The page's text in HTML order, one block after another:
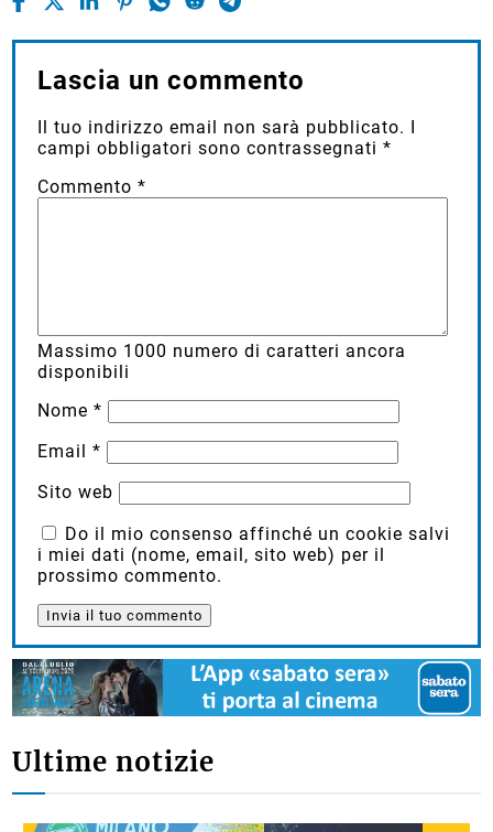
Lascia un commento
Il tuo indirizzo email non sarà pubblicato.
campi obbligatori sono contrassegnati*
Commento*
Massimo 1000 numero di caratteri ancora
disponibili
Nome*
Email*
Sito web
Do il mio consenso affinché un cookie salvi
i miei dati (nome, email, sito web) per il
prossimo commento.
Ultime notizie